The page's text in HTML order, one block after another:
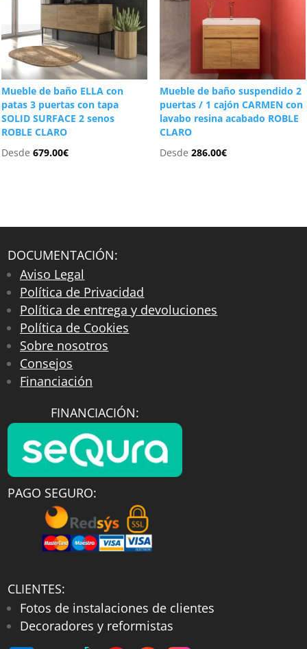
Mueble de baño ELLA con
patas 3 puertas con tapa
SOLID SURFACE 2 senos
ROBLE CLARO
Desde679.00€
Mueble de baño suspendido 2
puertas / 1 cajón CARMEN con
lavabo resina acabado ROBLE
CLARO
Desde 286.00€
DOCUMENTACIÓN:
Aviso Legal
Política de Privacidad
Política de entrega y devoluciones
Política de Cookies
Sobre nosotros
Consejos
Financiación
FINANCIACIÓN:
PAGO SEGURO:
CLIENTES:
Fotos de instalaciones de clientes
Decoradores y reformistas